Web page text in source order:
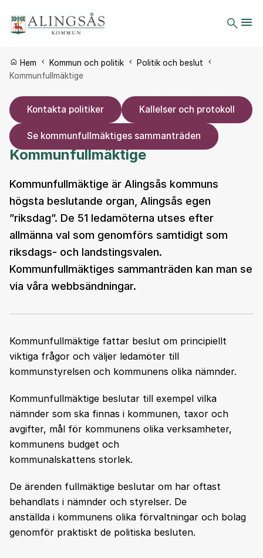
Du är här:
Hem Kommun och politik
Politik och beslut
Kommunfullmäktige
Kontakta politiker Kallelser och protokoll
Se kommunfullmäktiges sammanträden
Kommunfullmäktige
Kommunfullmäktige är Alingsås kommuns
högsta beslutande organ, Alingsås egen
”riksdag”. De 51 ledamöterna utses efter
allmänna val som genomförs samtidigt som
riksdags- och landstingsvalen.
Kommunfullmäktiges sammanträden kan man se
via våra webbsändningar.
Kommunfullmäktige fattar beslut om principiellt
viktiga frågor och väljer ledamöter till
kommunstyrelsen och kommunens olika nämnder.
Kommunfullmäktige beslutar till exempel vilka
nämnder som ska finnas i kommunen, taxor och
avgifter, mål för kommunens olika verksamheter,
kommunens budget och
kommunalskattens storlek.
De ärenden fullmäktige beslutar om har oftast
behandlats i nämnder och styrelser. De
anställda i kommunens olika förvaltningar och bolag
genomför praktiskt de politiska besluten.